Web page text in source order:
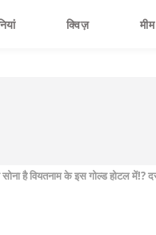
क्विज़
सोना है वियतनाम के इस गोल्ड होटल